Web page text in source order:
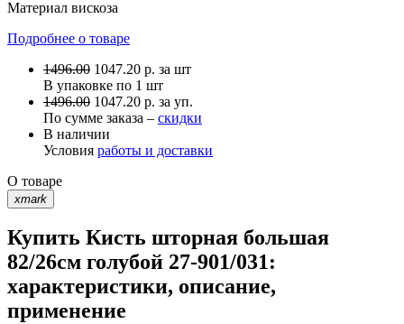
Материал вискоза
Подробнее о товаре
1496.00 1047.20 р. за шт
В упаковке по 1 шт
1496.00 1047.20 р. за уп.
По сумме заказа – скидки
В наличии
Условия работы и доставки
О товаре
xmark
Купить Кисть шторная большая
82/26см голубой 27-901/031:
характеристики, описание,
применение